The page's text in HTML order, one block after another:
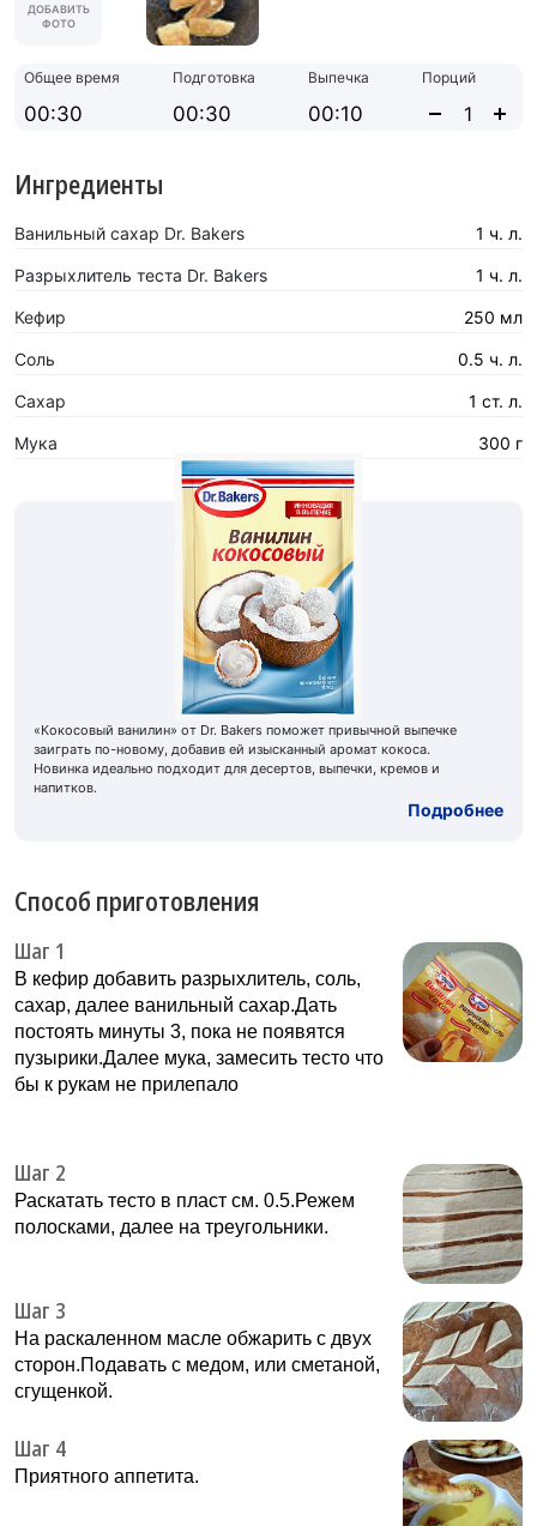
ДОБАВИТЬ
ФОТО
Общее время
00:30
Подготовка
00:30
Выпечка
00:10
Порций
Ингредиенты
Ванильный сахар Dr. Bakers 1 ч. л.
Разрыхлитель теста Dr. Bakers 1 ч. л.
Кефир 250 мл
Соль 0.5 ч. л.
Сахар 1 ст. л.
Мука 300 г
«Кокосовый ванилин» от Dr. Bakers поможет привычной выпечке
заиграть по-новому, добавив ей изысканный аромат кокоса.
Новинка идеально подходит для десертов, выпечки, кремов и
напитков.
Подробнее
Способ приготовления
Шаг 1
В кефир добавить разрыхлитель, соль,
сахар, далее ванильный сахар.Дать
постоять минуты 3, пока не появятся
пузырики.Далее мука, замесить тесто что
бы к рукам не прилепало
Шаг 2
Раскатать тесто в пласт см. 0.5.Режем
полосками, далее на треугольники.
Шаг 3
На раскаленном масле обжарить с двух
сторон.Подавать с медом, или сметаной,
сгущенкой.
Шаг 4
Приятного аппетита.